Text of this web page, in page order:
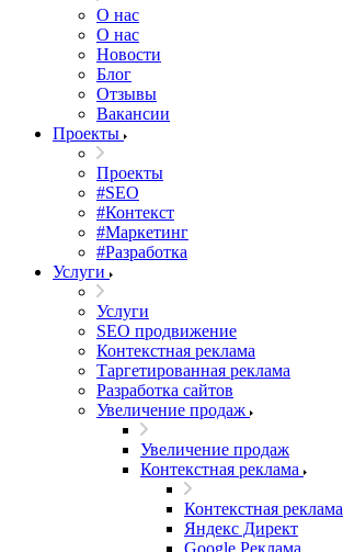
О нас
О нас
Новости
Блог
Отзывы
Вакансии
Проекты
Проекты
#SEO
#Контекст
#Маркетинг
#Разработка
Услуги
Услуги
SEO продвижение
Контекстная реклама
Таргетированная реклама
Разработка сайтов
Увеличение продаж
Увеличение продаж
Контекстная реклама
Контекстная реклама
Яндекс Директ
Google Реклама